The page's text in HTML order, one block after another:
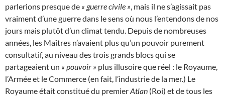
parlerions presque de « guerre civile » , mais il ne s’agissait pas
vraiment d’une guerre dans le sens où nous l’entendons de nos
jours mais plutôt d’un climat tendu. Depuis de nombreuses
années, les Maîtres n’avaient plus qu’un pouvoir purement
consultatif, au niveau des trois grands blocs qui se
partageaient un « pouvoir » plus illusoire que réel : le Royaume,
l’Armée et le Commerce (en fait, l’industrie de la mer.) Le
Royaume était constitué du premierAtlan (Roi) et de tous les